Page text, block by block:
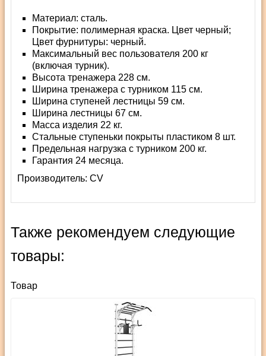
Материал: сталь.
Покрытие: полимерная краска. Цвет черный;
Цвет фурнитуры: черный.
Максимальный вес пользователя 200 кг
(включая турник).
Высота тренажера 228 см.
Ширина тренажера с турником 115 см.
Ширина ступеней лестницы 59 см.
Ширина лестницы 67 см.
Масса изделия 22 кг.
Стальные ступеньки покрыты пластиком 8 шт.
Предельная нагрузка с турником 200 кг.
Гарантия 24 месяца.
Производитель: СV
Также рекомендуем следующие
товары:
Товар